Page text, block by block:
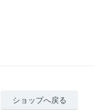
ショップへ戻る